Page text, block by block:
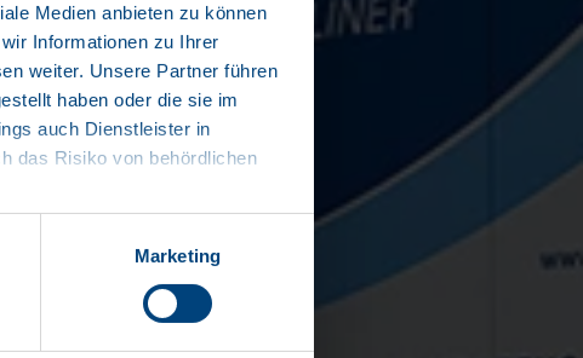
Medien anbieten zu können
Informationen zu Ihrer
weiter. Unsere Partner führen
haben oder die sie im
auch Dienstleister in
das Risiko von behördlichen
Marketing